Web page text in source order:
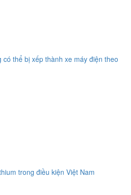
thể bị xếp thành xe máy điện theo
trong điều kiện Việt Nam